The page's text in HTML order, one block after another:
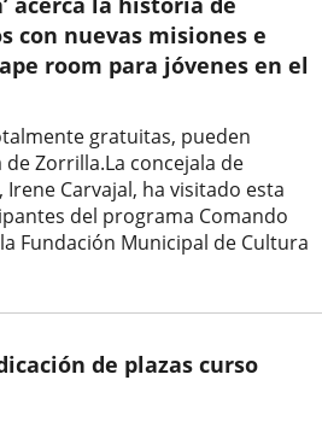
aplicación
externa.
aplicación
externa.
con nuevas misiones e
room para jóvenes en el
gratuitas, pueden
de Zorrilla.La concejala de
Irene Carvajal, ha visitado esta
del programa Comando
Fundación Municipal de Cultura
de plazas curso